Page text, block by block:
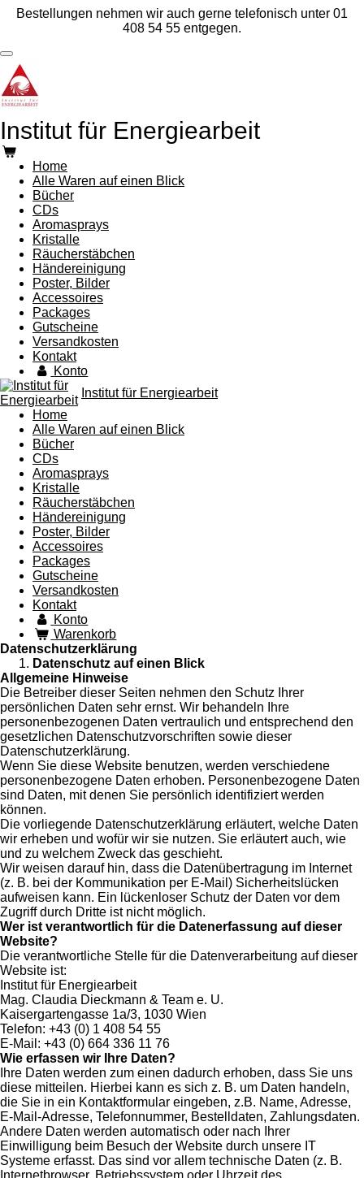
Zum
Bestellungen nehmen wir auch gerne telefonisch unter 01
408 54 55 entgegen.
Institut für Energiearbeit
Home
Alle Waren auf einen Blick
Bücher
CDs
Aromasprays
Kristalle
Räucherstäbchen
Händereinigung
Poster, Bilder
Accessoires
Packages
Gutscheine
Versandkosten
Kontakt
Konto
Institut für Energiearbeit
Home
Alle Waren auf einen Blick
Bücher
CDs
Aromasprays
Kristalle
Räucherstäbchen
Händereinigung
Poster, Bilder
Accessoires
Packages
Gutscheine
Versandkosten
Kontakt
Konto
Warenkorb
Datenschutzerklärung
Datenschutz auf einen Blick
Allgemeine Hinweise
Die Betreiber dieser Seiten nehmen den Schutz Ihrer
persönlichen Daten sehr ernst. Wir behandeln Ihre
personenbezogenen Daten vertraulich und entsprechend den
gesetzlichen Datenschutzvorschriften sowie dieser
Datenschutzerklärung.
Wenn Sie diese Website benutzen, werden verschiedene
personenbezogene Daten erhoben. Personenbezogene Daten
sind Daten, mit denen Sie persönlich identifiziert werden
können.
Die vorliegende Datenschutzerklärung erläutert, welche Daten
wir erheben und wofür wir sie nutzen. Sie erläutert auch, wie
und zu welchem Zweck das geschieht.
Wir weisen darauf hin, dass die Datenübertragung im Internet
(z. B. bei der Kommunikation per E-Mail) Sicherheitslücken
aufweisen kann. Ein lückenloser Schutz der Daten vor dem
Zugriff durch Dritte ist nicht möglich.
Wer ist verantwortlich für die Datenerfassung auf dieser
Website?
Die verantwortliche Stelle für die Datenverarbeitung auf dieser
Website ist:
Institut für Energiearbeit
Mag. Claudia Dieckmann & Team e. U.
Kaisergartengasse 1a/3, 1030 Wien
Telefon: +43 (0) 1 408 54 55
E-Mail: +43 (0) 664 336 11 76
Wie erfassen wir Ihre Daten?
Ihre Daten werden zum einen dadurch erhoben, dass Sie uns
diese mitteilen. Hierbei kann es sich z. B. um Daten handeln,
die Sie in ein Kontaktformular eingeben, z.B. Name, Adresse,
E-Mail-Adresse, Telefonnummer, Bestelldaten, Zahlungsdaten.
Andere Daten werden automatisch oder nach Ihrer
Einwilligung beim Besuch der Website durch unsere IT
Systeme erfasst. Das sind vor allem technische Daten (z. B.
Internetbrowser, Betriebssystem oder Uhrzeit des